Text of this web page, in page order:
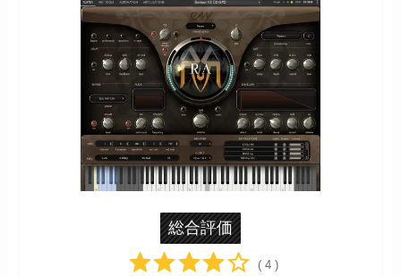
総合評価
( 4 )